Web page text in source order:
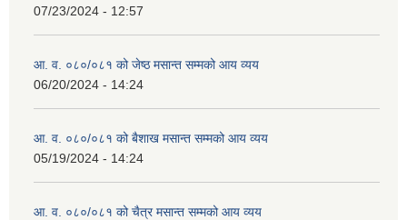
07/23/2024 - 12:57
आ. व. ०८०/०८१ को जेष्ठ मसान्त सम्मको आय व्यय
06/20/2024 - 14:24
आ. व. ०८०/०८१ को बैशाख मसान्त सम्मको आय व्यय
05/19/2024 - 14:24
आ. व. ०८०/०८१ को चैत्र मसान्त सम्मको आय व्यय